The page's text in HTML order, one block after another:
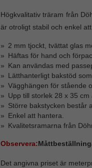
Högkvalitativ träram från
är otroligt stabil och enkel
2 mm tjockt, tvättat glas
Häftas för hand och
Kan användas med
Lätthanterligt bakstöd
Vägghängen för stående
Upp till storlek 28 x 35
Större bakstycken består
Enkel att hantera.
Kvalitetsramarna från
Observera:
Det angivna priset är